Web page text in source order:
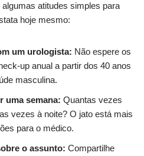
atitudes simples para
hoje mesmo:
um urologista: Não espere os
up anual a partir dos 40 anos
masculina.
uma semana: Quantas vezes
vezes à noite? O jato está mais
para o médico.
o assunto: Compartilhe